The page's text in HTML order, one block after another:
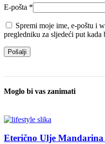
E-pošta *
Spremi moje ime, e-poštu i
pregledniku za sljedeći put kada
Moglo bi vas zanimati
Eterično Ulje